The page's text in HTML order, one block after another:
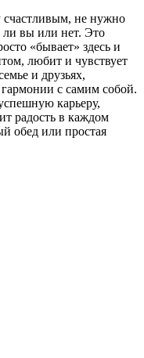
счастливым, не нужно
ли вы или нет. Это
«бывает» здесь и
любит и чувствует
и друзьях,
с самим собой.
карьеру,
радость в каждом
обед или простая